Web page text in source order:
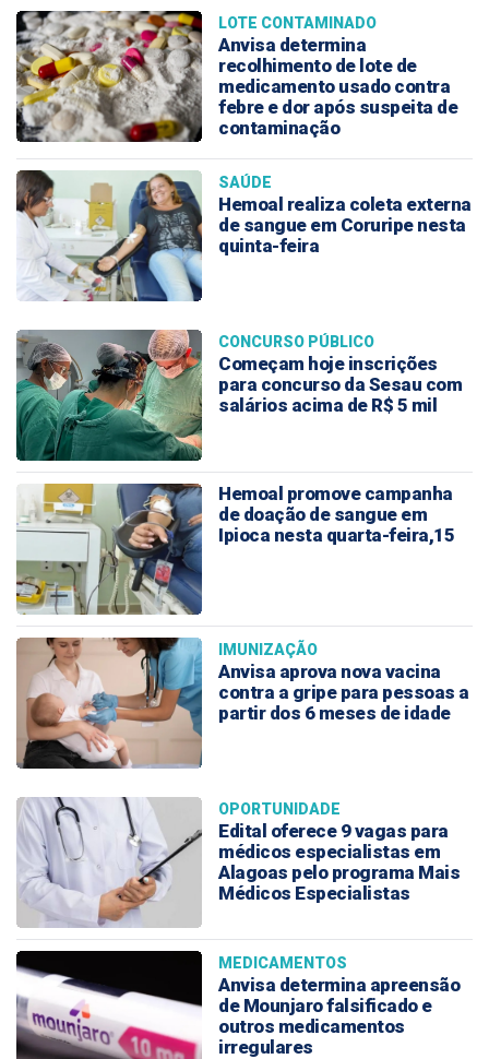
LOTE CONTAMINADO
Anvisa determina
recolhimento de lote de
medicamento usado contra
febre e dor após suspeita de
contaminação
SAÚDE
Hemoal realiza coleta externa
de sangue em Coruripe nesta
quinta-feira
CONCURSO PÚBLICO
Começam hoje inscrições
para concurso da Sesau com
salários acima de R$ 5 mil
Hemoal promove campanha
de doação de sangue em
Ipioca nesta quarta-feira,15
IMUNIZAÇÃO
Anvisa aprova nova vacina
contra a gripe para pessoas a
partir dos 6 meses de idade
OPORTUNIDADE
Edital oferece 9 vagas para
médicos especialistas em
Alagoas pelo programa Mais
Médicos Especialistas
MEDICAMENTOS
Anvisa determina apreensão
de Mounjaro falsificado e
outros medicamentos
irregulares